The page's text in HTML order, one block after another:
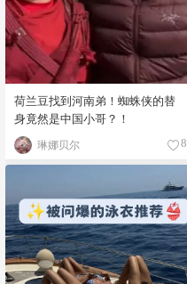
荷兰豆找到河南弟！蜘蛛侠的替
身竟然是中国小哥？！
琳娜贝尔 8